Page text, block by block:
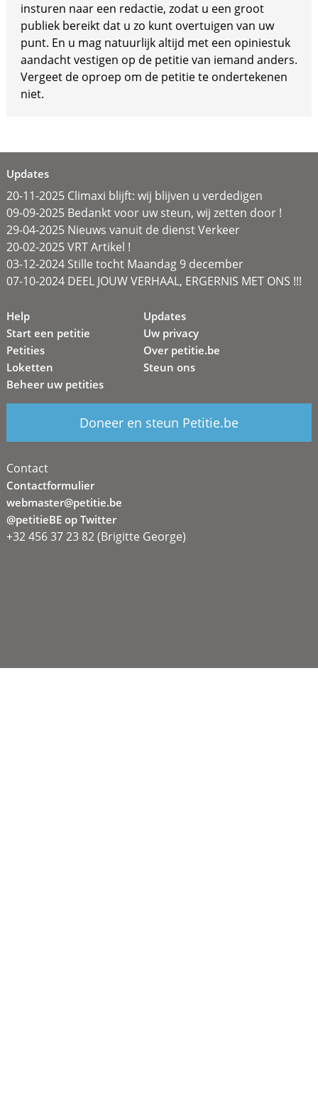
insturen naar een redactie, zodat u een groot
publiek bereikt dat u zo kunt overtuigen van uw
punt. En u mag natuurlijk altijd met een opiniestuk
aandacht vestigen op de petitie van iemand anders.
Vergeet de oproep om de petitie te ondertekenen
niet.
Updates
20-11-2025 Climaxi blijft: wij blijven u verdedigen
09-09-2025 Bedankt voor uw steun, wij zetten door !
29-04-2025 Nieuws vanuit de dienst Verkeer
20-02-2025 VRT Artikel !
03-12-2024 Stille tocht Maandag 9 december
07-10-2024 DEEL JOUW VERHAAL, ERGERNIS MET ONS !!!
Help
Start een petitie
Petities
Loketten
Beheer uw petities
Updates
Uw privacy
Over petitie.be
Steun ons
Doneer en steun Petitie.be
Contact
Contactformulier
webmaster@petitie.be
@petitieBE op Twitter
+32 456 37 23 82 (Brigitte George)